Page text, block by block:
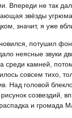
Впереди не так
звёзды
значит, я уже
потушил
неясные звуки
среди камней,
совсем тихо,
Над головой
рисунок созвездий,
и громада